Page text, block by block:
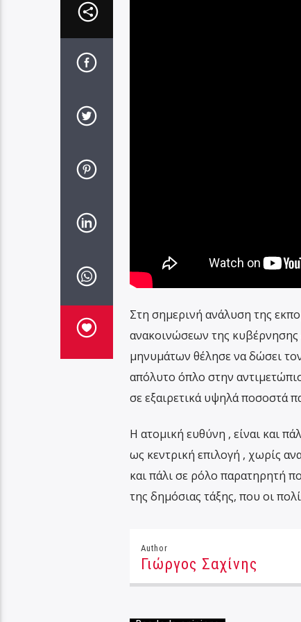
Στη σημερινή ανάλυση της
ανακοινώσεων της
μηνυμάτων θέλησε να δώσει
απόλυτο όπλο στην
σε εξαιρετικά υψηλά ποσοστά
Η ατομική ευθύνη , είναι και
ως κεντρική επιλογή , χωρίς
και πάλι σε ρόλο παρατηρητή
της δημόσιας τάξης, που οι
Author
Γιώργος Σαχίνης